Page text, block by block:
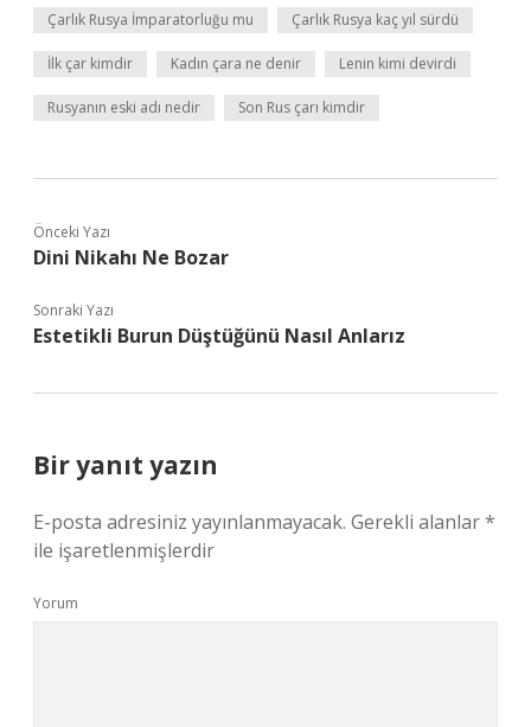
Çarlık Rusya İmparatorluğu mu Çarlık Rusya kaç yıl sürdü
İlk çar kimdir Kadın çara ne denir Lenin kimi devirdi
Rusyanın eski adı nedir Son Rus çarı kimdir
Önceki Yazı
Dini Nikahı Ne Bozar
Sonraki Yazı
Estetikli Burun Düştüğünü Nasıl Anlarız
Bir yanıt yazın
E-posta adresiniz yayınlanmayacak. Gerekli alanlar*
ile işaretlenmişlerdir
Yorum